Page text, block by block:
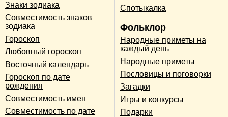
Знаки зодиака
Совместимость знаков
зодиака
Гороскоп
Любовный гороскоп
Восточный календарь
Гороскоп по дате
рождения
Совместимость имен
Совместимость по дате
Спотыкалка
Фольклор
Народные приметы на
каждый день
Народные приметы
Пословицы и поговорки
Загадки
Игры и конкурсы
Подарки